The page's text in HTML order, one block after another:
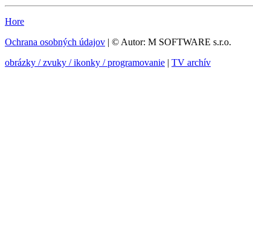
Hore
Ochrana osobných údajov | © Autor: M SOFTWARE s.r.o.
obrázky / zvuky / ikonky / programovanie | TV archív